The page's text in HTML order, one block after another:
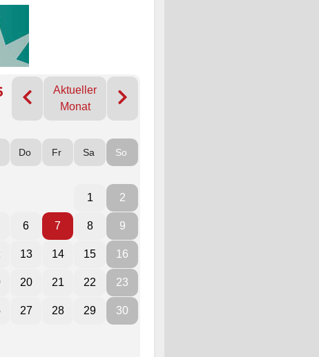
Aktueller
Monat
Do Fr Sa So
1 2
6 7 8 9
13 14 15 16
20 21 22 23
27 28 29 30